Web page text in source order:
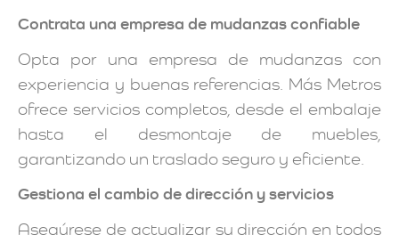
Contrata una empresa de mudanzas confiable
Opta por una empresa de mudanzas con
experiencia y buenas referencias. Más Metros
ofrece servicios completos, desde el embalaje
hasta el desmontaje de muebles,
garantizando un traslado seguro y eficiente.
Gestiona el cambio de dirección y servicios
Asegúrese de actualizar su dirección en todos